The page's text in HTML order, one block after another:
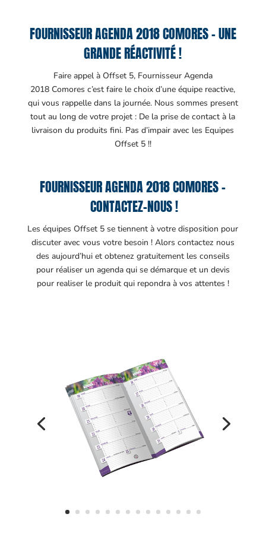
FOURNISSEUR AGENDA 2018 COMORES – UNE
GRANDE RÉACTIVITÉ !
Faire appel à Offset 5, Fournisseur Agenda
2018 Comores c’est faire le choix d’une équipe reactive,
qui vous rappelle dans la journée. Nous sommes present
tout au long de votre projet : De la prise de contact à la
livraison du produits fini. Pas d’impair avec les Equipes
Offset 5 !!
FOURNISSEUR AGENDA 2018 COMORES –
CONTACTEZ-NOUS !
Les équipes Offset 5 se tiennent à votre disposition pour
discuter avec vous votre besoin ! Alors contactez nous
des aujourd’hui et obtenez gratuitement les conseils
pour réaliser un agenda qui se démarque et un devis
pour realiser le produit qui repondra à vos attentes !